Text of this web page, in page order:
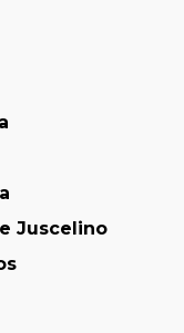
Juscelino